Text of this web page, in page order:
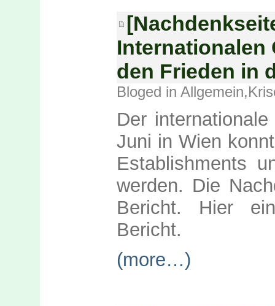
Internationalen
den Frieden in
Bloged in Allgemein,
Der
Juni in Wien
Establishments
werden. Die
Bericht. Hier
Bericht.
(more…)